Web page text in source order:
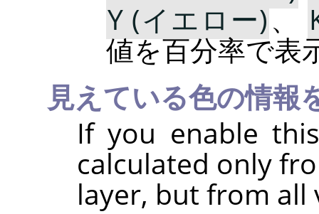
Y (イエロー)、
値を百分率で表
見えている色の情報
If you enable
calculated only
layer, but from all